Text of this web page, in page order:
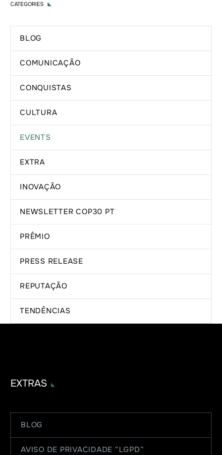
CATEGORIES
BLOG
COMUNICAÇÃO
CONQUISTAS
CULTURA
EVENTS
EXTRA
INOVAÇÃO
NEWSLETTER COP30 PT
PRÊMIO
PRESS RELEASE
REPUTAÇÃO
TENDÊNCIAS
EXTRAS
BLOG
AVISO DE PRIVACIDADE “LGPD”